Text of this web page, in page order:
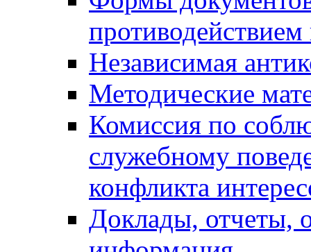
Независимая
Методические
Комиссия по
служебному
конфликта
Доклады, отчеты,